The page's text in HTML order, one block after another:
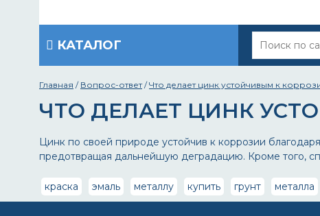
КАТАЛОГ
Главная / Вопрос-ответ /Что делает цинк устойчивым к
ЧТО ДЕЛАЕТ ЦИНК
Цинк по своей природе устойчив к коррозии
предотвращая дальнейшую деградацию. Кроме того,
краска эмаль металлу купить грунт металла